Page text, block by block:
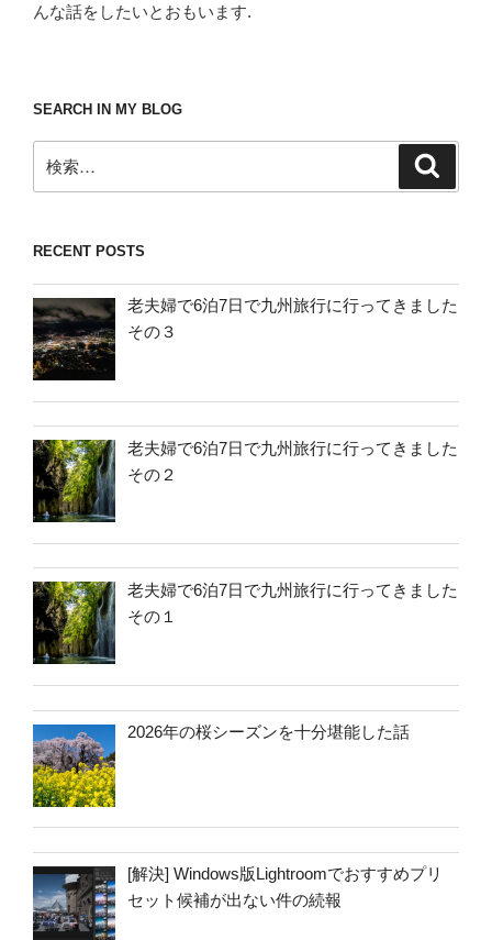
んな話をしたいとおもいます.
SEARCH IN MY BLOG
索:
RECENT POSTS
老夫婦で6泊7日で九州旅行に行ってきました
その３
老夫婦で6泊7日で九州旅行に行ってきました
その２
老夫婦で6泊7日で九州旅行に行ってきました
その１
2026年の桜シーズンを十分堪能した話
[解決] Windows版Lightroomでおすすめプリ
セット候補が出ない件の続報